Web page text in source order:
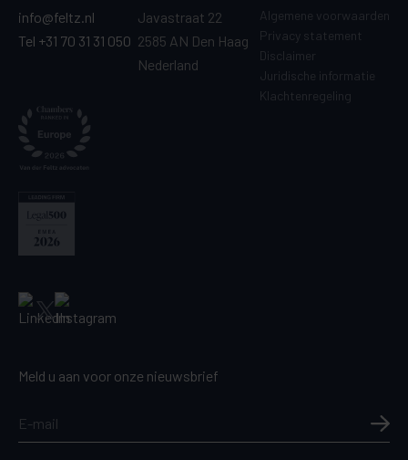
info@feltz.nl
Tel +31 70 31 31 050
Javastraat 22
2585 AN Den Haag
Nederland
Algemene voorwaarden
Privacy statement
Disclaimer
Juridische informatie
Klachtenregeling
Meld u aan voor onze nieuwsbrief